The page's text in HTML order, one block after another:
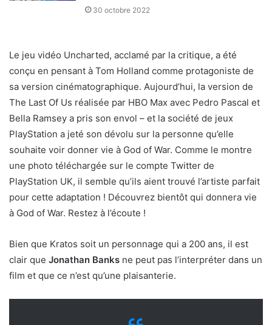
30 octobre 2022
Le jeu vidéo Uncharted, acclamé par la critique, a été
conçu en pensant à Tom Holland comme protagoniste de
sa version cinématographique. Aujourd’hui, la version de
The Last Of Us réalisée par HBO Max avec Pedro Pascal et
Bella Ramsey a pris son envol – et la société de jeux
PlayStation a jeté son dévolu sur la personne qu’elle
souhaite voir donner vie à God of War. Comme le montre
une photo téléchargée sur le compte Twitter de
PlayStation UK, il semble qu’ils aient trouvé l’artiste parfait
pour cette adaptation ! Découvrez bientôt qui donnera vie
à God of War. Restez à l’écoute !
Bien que Kratos soit un personnage qui a 200 ans, il est
clair que Jonathan Banks ne peut pas l’interpréter dans un
film et que ce n’est qu’une plaisanterie.